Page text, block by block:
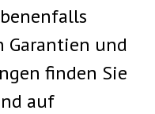
Garantien und
finden Sie
auf